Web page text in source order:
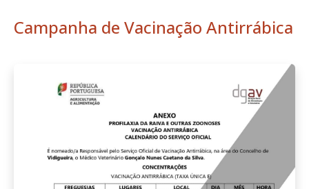
Campanha de Vacinação Antirrábica